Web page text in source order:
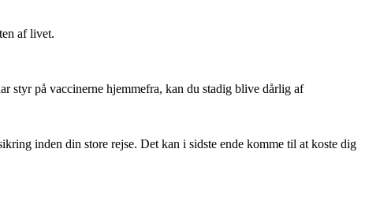
af livet.
styr på vaccinerne hjemmefra, kan du stadig blive dårlig af
inden din store rejse. Det kan i sidste ende komme til at koste dig